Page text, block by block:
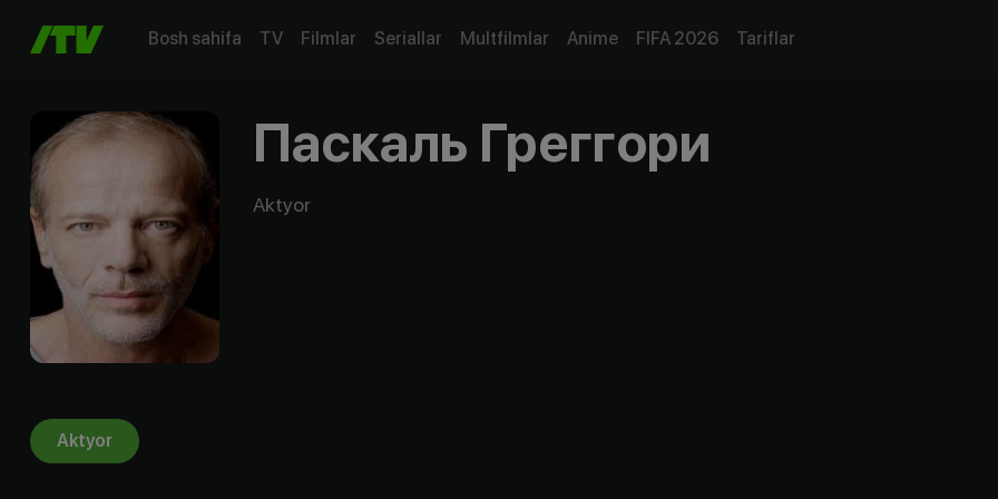
Bosh sahifa TV Filmlar Seriallar Multfilmlar Anime FIFA 2026 Tariflar
Паскаль Греггори
Aktyor
Aktyor